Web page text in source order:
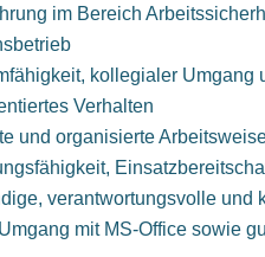
im Bereich
kollegialer Umgang
Verhalten
und organisierte
verantwortungsvolle und
mit MS-Office sowie